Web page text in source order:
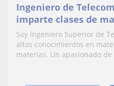
Ingeniero de
imparte clases de
inglés y mucho más
Soy Ingeniero Superior de
altos conocimientos en
materias. Un apasionado de